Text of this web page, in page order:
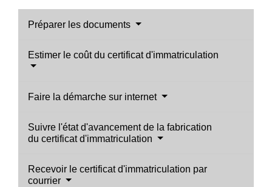
Préparer les documents
Estimer le coût du certificat d'immatriculation
Faire la démarche sur internet
Suivre l'état d'avancement de la fabrication
du certificat d'immatriculation
Recevoir le certificat d'immatriculation par
courrier